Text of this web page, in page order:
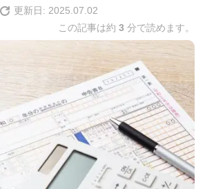
更新日: 2025.07.02
この記事は約 3 分で読めます。